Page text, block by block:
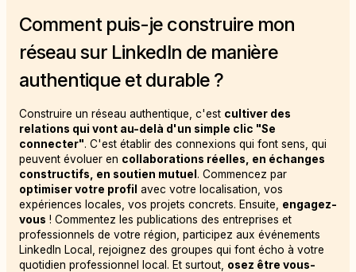
Comment puis-je construire mon
réseau sur LinkedIn de manière
authentique et durable ?
Construire un réseau authentique, c'est cultiver des
relations qui vont au-delà d'un simple clic "Se
connecter". C'est établir des connexions qui font sens, qui
peuvent évoluer en collaborations réelles, en échanges
constructifs, en soutien mutuel . Commencez par
optimiser votre profil avec votre localisation, vos
expériences locales, vos projets concrets. Ensuite, engagez-
vous ! Commentez les publications des entreprises et
professionnels de votre région, participez aux événements
LinkedIn Local, rejoignez des groupes qui font écho à votre
quotidien professionnel local. Et surtout, osez être vous-